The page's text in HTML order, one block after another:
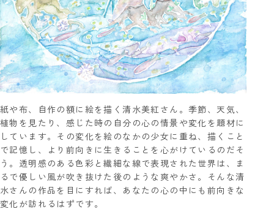
紙や布、自作の額に絵を描く清水美紅さん。季節、天気、
植物を見たり、感じた時の自分の心の情景や変化を題材に
しています。その変化を絵のなかの少女に重ね、描くこと
で記憶し、より前向きに生きることを心がけているのだそ
う。透明感のある色彩と繊細な線で表現された世界は、ま
るで優しい風が吹き抜けた後のような爽やかさ。そんな清
水さんの作品を目にすれば、あなたの心の中にも前向きな
変化が訪れるはずです。